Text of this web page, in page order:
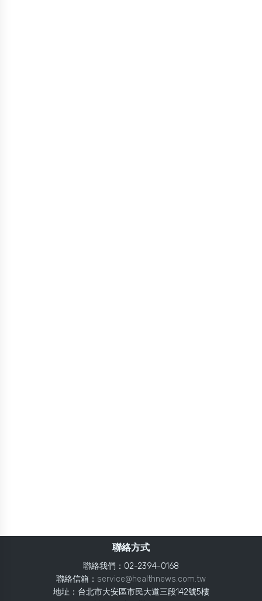
聯絡方式
聯絡我們：02-2394-0168
聯絡信箱： service@healthnews.com.tw
地址：台北市大安區市民大道三段142號5樓